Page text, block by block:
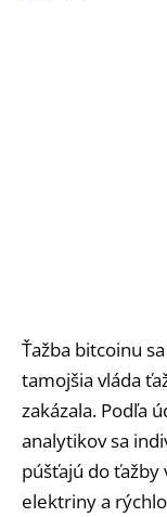
Ťažba bitcoinu
tamojšia vláda
zakázala. Podľa
analytikov sa
púšťajú do ťažby
elektriny a